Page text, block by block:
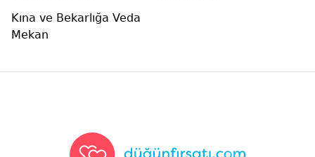
Kına ve Bekarlığa Veda
Mekan